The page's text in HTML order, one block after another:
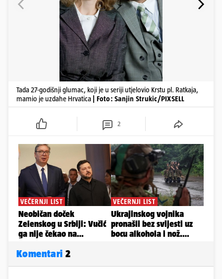
Tada 27-godišnji glumac, koji je u seriji utjelovio Krstu pl. Ratkaja,
mamio je uzdahe Hrvatica
| Foto: Sanjin Strukic/PIXSELL
2
Komentari 2